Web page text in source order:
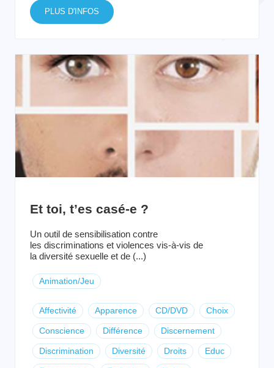
PLUS D'INFOS
Et toi, t’es casé-e ?
Un outil de sensibilisation contre
les discriminations et violences vis-à-vis de
la diversité sexuelle et de (...)
Animation/Jeu
Affectivité Apparence CD/DVD Choix
Conscience Différence Discernement
Discrimination Diversité Droits Educ